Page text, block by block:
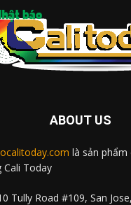
ABOUT US
là sản phẩm
Cali Today
Tully Road #109, San